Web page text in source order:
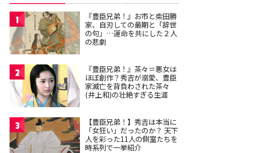
1
『豊臣兄弟！』お市と柴田勝
家、自刃しての最期と「辞世
の句」…運命を共にした２人
の悲劇
2
『豊臣兄弟！』茶々＝悪女は
ほぼ創作？秀吉が溺愛、豊臣
家滅亡を背負わされた茶々
(井上和)の壮絶すぎる生涯
3
【豊臣兄弟！】秀吉は本当に
「女狂い」だったのか？ 天下
人を彩った11人の側室たちを
時系列で一挙紹介